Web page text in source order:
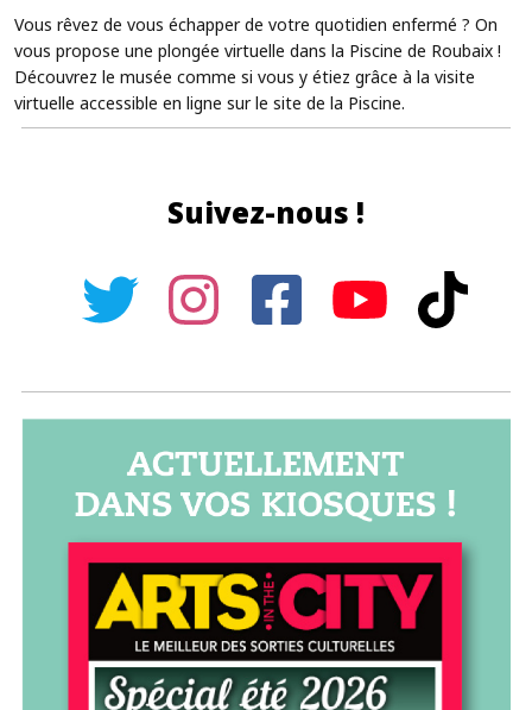
Vous rêvez de vous échapper de votre quotidien enfermé ? On
vous propose une plongée virtuelle dans la Piscine de Roubaix !
Découvrez le musée comme si vous y étiez grâce à la visite
virtuelle accessible en ligne sur le site de la Piscine.
Suivez-nous !